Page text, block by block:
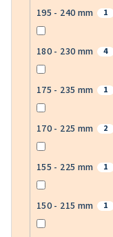
195 - 240 mm 1
180 - 230 mm 4
175 - 235 mm 1
170 - 225 mm 2
155 - 225 mm 1
150 - 215 mm 1